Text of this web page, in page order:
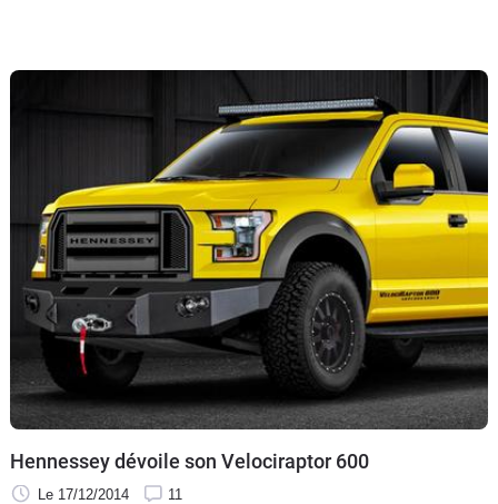
Hennessey dévoile son Velociraptor 600
Le 17/12/2014 11